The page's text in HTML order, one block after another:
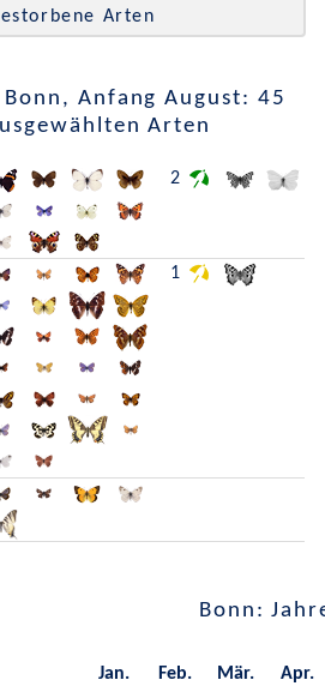
Arten
Anfang August: 45
Arten
2
1
Bonn:
Jan. Feb. Mär. Apr.